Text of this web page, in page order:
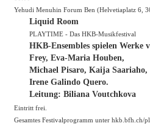
Yehudi Menuhin Forum Ben (Helvetiaplatz 6,
Liquid Room
PLAYTIME - Das HKB-Musikfestival
HKB-Ensembles spielen Werke
Frey, Eva-Maria Houben,
Michael Pisaro, Kaija Saariaho,
Irene Galindo Quero.
Leitung: Biliana Voutchkova
Eintritt frei.
Gesamtes Festivalprogramm unter hkb.bfh.ch/